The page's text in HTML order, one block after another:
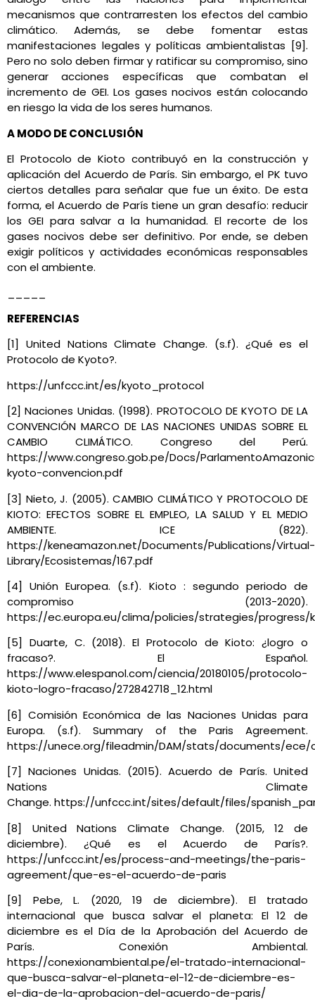
mecanismos que contrarresten los efectos del cambio
climático. Además, se debe fomentar estas
manifestaciones legales y políticas ambientalistas [9].
Pero no solo deben firmar y ratificar su compromiso, sino
generar acciones específicas que combatan el
incremento de GEI. Los gases nocivos están colocando
en riesgo la vida de los seres humanos.
A MODO DE CONCLUSIÓN
El Protocolo de Kioto contribuyó en la construcción y
aplicación del Acuerdo de París. Sin embargo, el PK tuvo
ciertos detalles para señalar que fue un éxito. De esta
forma, el Acuerdo de París tiene un gran desafío: reducir
los GEI para salvar a la humanidad. El recorte de los
gases nocivos debe ser definitivo. Por ende, se deben
exigir políticos y actividades económicas responsables
con el ambiente.
REFERENCIAS
[1] United Nations Climate Change. (s.f). ¿Qué es el
Protocolo de Kyoto?.
https://unfccc.int/es/kyoto_protocol
[2] Naciones Unidas. (1998). PROTOCOLO DE KYOTO DE LA
CONVENCIÓN MARCO DE LAS NACIONES UNIDAS SOBRE EL
CAMBIO CLIMÁTICO. Congreso del Perú.
https://www.congreso.gob.pe/Docs/
kyoto-convencion.pdf
[3] Nieto, J. (2005). CAMBIO CLIMÁTICO Y PROTOCOLO DE
KIOTO: EFECTOS SOBRE EL EMPLEO, LA SALUD Y EL MEDIO
AMBIENTE. ICE (822).
https://keneamazon.net/Documents/Publications/Virtual-
Library/Ecosistemas/167.pdf
[4] Unión Europea. (s.f). Kioto : segundo periodo de
compromiso (2013-2020).
https://ec.europa.eu/clima/policies/strategies/progress/
[5] Duarte, C. (2018). El Protocolo de Kioto: ¿logro o
fracaso?. El Español.
https://www.elespanol.com/ciencia/20180105/protocolo-
kioto-logro-fracaso/272842718_12.html
[6] Comisión Económica de las Naciones Unidas para
Europa. (s.f).Summary of the Paris Agreement.
https://unece.org/fileadmin/DAM/stats/documents/ece/
[7] Naciones Unidas. (2015). Acuerdo de París. United
Nations Climate
Change. https://unfccc.int/sites/default/files/
[8] United Nations Climate Change. (2015, 12 de
diciembre). ¿Qué es el Acuerdo de París?.
https://unfccc.int/es/process-and-meetings/the-paris-
agreement/que-es-el-acuerdo-de-paris
[9] Pebe, L. (2020, 19 de diciembre). El tratado
internacional que busca salvar el planeta: El 12 de
diciembre es el Día de la Aprobación del Acuerdo de
París. Conexión Ambiental.
https://conexionambiental.pe/el-tratado-internacional-
que-busca-salvar-el-planeta-el-12-de-diciembre-es-
el-dia-de-la-aprobacion-del-acuerdo-de-paris/